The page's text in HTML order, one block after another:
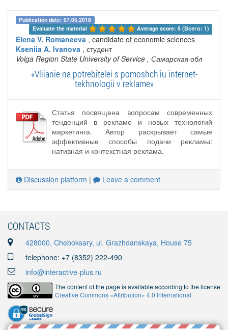
Publication date: 07.05.2018
Evaluate the material
Average score: 5 (Всего: 1)
Elena V. Romaneeva , candidate of economic sciences
Kseniia A. Ivanova , студент
Volga Region State University of Service , Самарская обл
«Vliianie na potrebitelei s pomoshch'iu internet-
tekhnologii v reklame»
Статья посвящена вопросам современных
тенденций в рекламе и новых технологий
маркетинга. Автор раскрывает самые
эффективные способы подачи рекламы:
нативная и контекстная реклама.
Discussion platform | Leave a comment
CONTACTS
428000, Cheboksary, ul. Grazhdanskaya, House 75
telephone: +7 (8352) 222-490
info@interactive-plus.ru
The content of the page is available according to the license
Creative Commons «Attribution» 4.0 International